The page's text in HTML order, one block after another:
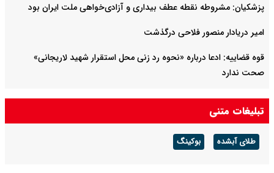
پزشکیان: مشروطه نقطه عطف بیداری و آزادی‌خواهی ملت ایران بود
امیر دریادار منصور فلاحی درگذشت
قوه قضاییه: ادعا درباره «نحوه رد زنی محل استقرار شهید لاریجانی»
صحت ندارد
سرپرست وزارت دفاع: دست نیروهای مسلح برای پاسخ به تهدیدات پُر
است
تبلیغات متنی
طلای آبشده بوکینگ